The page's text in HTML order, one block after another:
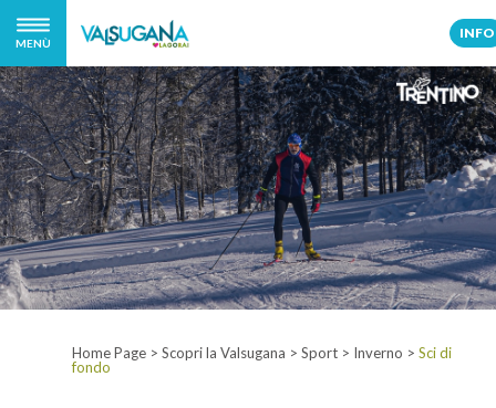
MENÙ
INFO
Home Page > Scopri la Valsugana > Sport > Inverno > Sci di
fondo